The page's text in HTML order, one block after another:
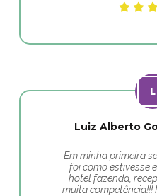
Luiz Alberto
Em minha primeira
foi como estivesse
hotel fazenda,
muita competência!!!